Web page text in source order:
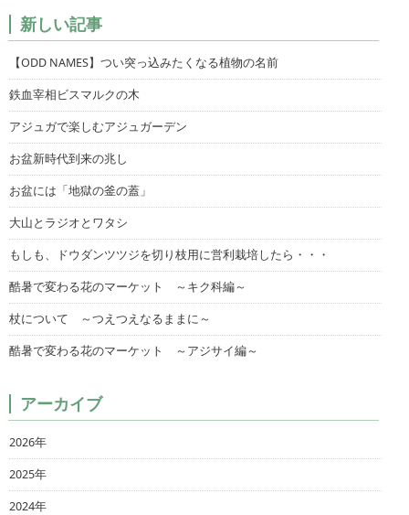
新しい記事
【ODD NAMES】つい突っ込みたくなる植物の名前
鉄血宰相ビスマルクの木
アジュガで楽しむアジュガーデン
お盆新時代到来の兆し
お盆には「地獄の釜の蓋」
大山とラジオとワタシ
もしも、ドウダンツツジを切り枝用に営利栽培したら・・・
酷暑で変わる花のマーケット ～キク科編～
杖について ～つえつえなるままに～
酷暑で変わる花のマーケット ～アジサイ編～
アーカイブ
2026年
2025年
2024年